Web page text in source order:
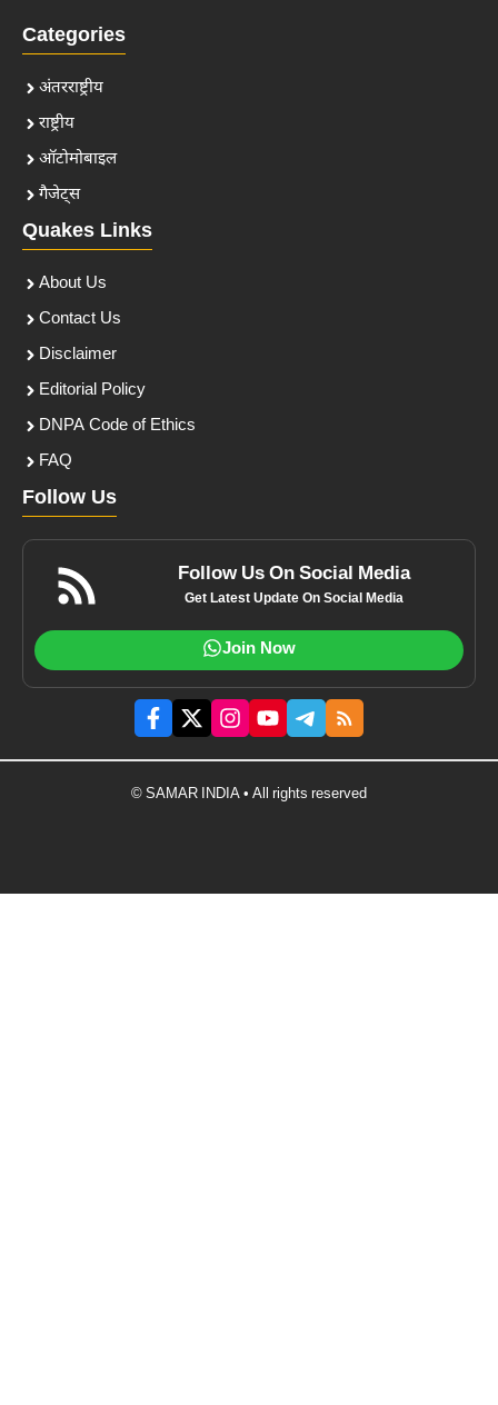
Categories
अंतरराष्ट्रीय
राष्ट्रीय
ऑटोमोबाइल
गैजेट्स
Quakes Links
About Us
Contact Us
Disclaimer
Editorial Policy
DNPA Code of Ethics
FAQ
Follow Us
Follow Us On Social Media
Get Latest Update On Social Media
Join Now
© SAMAR INDIA • All rights reserved